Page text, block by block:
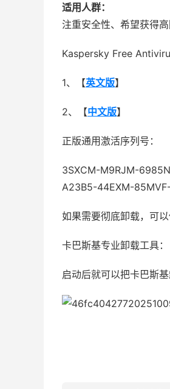
适用人群：
注重安全性、希望获得
Kaspersky Free
1、【英文版】
2、【中文版】
正版通用激活序列号：
3SXCM-M9RJM-
A23B5-44EXM-
如果需要彻底卸载，可
卡巴斯基专业卸载工具
启动后就可以把卡巴斯